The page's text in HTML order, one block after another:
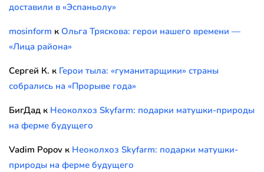
доставили в «Эспаньолу»
mosinform к Ольга Тряскова: герои нашего времени —
«Лица района»
Сергей К. к Герои тыла: «гуманитарщики» страны
собрались на «Прорыве года»
БигДад к Неоколхоз Skyfarm: подарки матушки-природы
на ферме будущего
Vadim Popov к Неоколхоз Skyfarm: подарки матушки-
природы на ферме будущего